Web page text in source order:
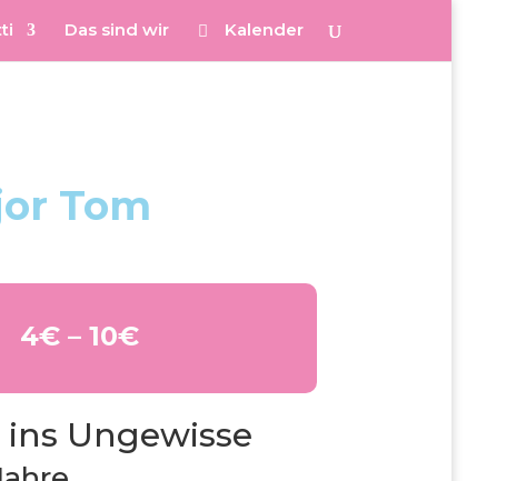
Das sind wir Kalender
Tom
4€ – 10€
Ungewisse